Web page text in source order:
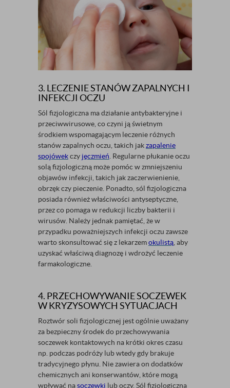
3. LECZENIE STANÓW ZAPALNYCH I
INFEKCJI OCZU
Sól fizjologiczna ma działanie antybakteryjne i
przeciwwirusowe, co czyni ją świetnym
środkiem wspomagającym leczenie różnych
stanów zapalnych oczu, takich jakzapalenie
spojówekczy jęczmień. Regularne płukanie oczu
solą fizjologiczną może pomóc w zmniejszeniu
objawów infekcji, takich jak zaczerwienienie,
obrzęk czy pieczenie. Ponadto, sól fizjologiczna
posiada również właściwości antyseptyczne,
przez co pomaga w redukcji liczby bakterii i
wirusów. Należy jednak pamiętać, że w
przypadku poważniejszych infekcji oczu zawsze
warto skonsultować się z lekarzemokulistą, aby
uzyskać właściwą diagnozę i wdrożyć leczenie
farmakologiczne.
4. PRZECHOWYWANIE SOCZEWEK
W KRYZYSOWYCH SYTUACJACH
Roztwór soli fizjologicznej jest ogólnie uważany
za bezpieczny środek do przechowywania
soczewek kontaktowych na krótki okres czasu
np. podczas podróży lub wtedy gdy brakuje
tradycyjnego płynu. Nie zawiera on dodatków
chemicznych ani konserwantów, które mogą
wpływać nasoczewki lub oczy. Sól fizjologiczna